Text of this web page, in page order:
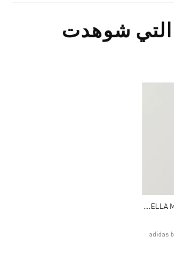
التي شوهدت
ت
وب قصيرة ADIDAS BY STELLA MCCARTNEY
Price